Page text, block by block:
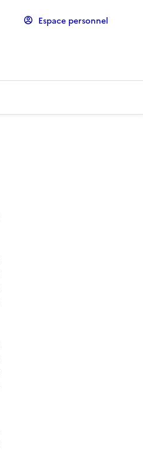
Espace personnel